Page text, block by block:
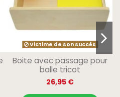
Victime de son succès
Boite avec passage pour
balle tricot
26,95 €